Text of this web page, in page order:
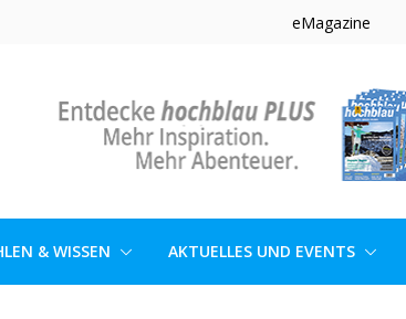
eMagazine
& WISSEN AKTUELLES UND EVENTS